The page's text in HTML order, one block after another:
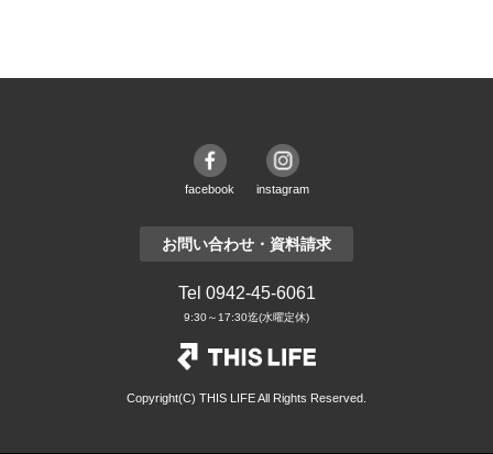
facebook instagram
お問い合わせ・資料請求
Tel 0942-45-6061
9:30～17:30迄(水曜定休)
Copyright(C) THIS LIFE All Rights Reserved.